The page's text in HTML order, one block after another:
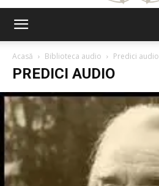
Acasă Biblioteca audio Predici audio
PREDICI AUDIO